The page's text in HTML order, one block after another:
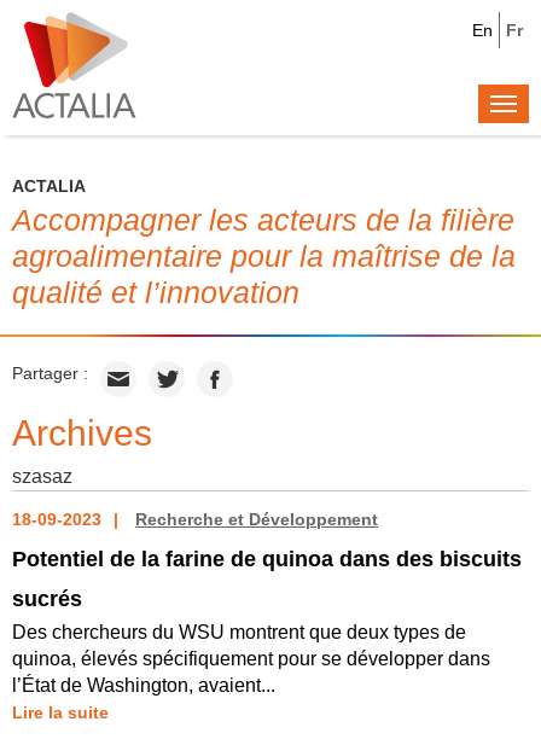
Fr
En
ACTALIA
Accompagner les acteurs de la filière
agroalimentaire pour la maîtrise de la
qualité et l’innovation
Partager :
Archives
szasaz
18-09-2023 Recherche et Développement
Potentiel de la farine de quinoa dans des biscuits
sucrés
Des chercheurs du WSU montrent que deux types de
quinoa, élevés spécifiquement pour se développer dans
l’État de Washington, avaient...
Lire la suite